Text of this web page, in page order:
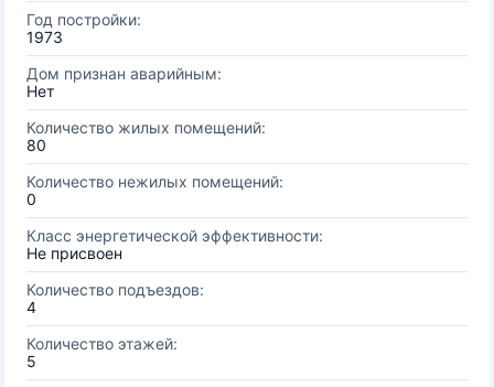
Год постройки:
1973
Дом признан аварийным:
Нет
Количество жилых помещений:
80
Количество нежилых помещений:
0
Класс энергетической эффективности:
Не присвоен
Количество подъездов:
4
Количество этажей:
5